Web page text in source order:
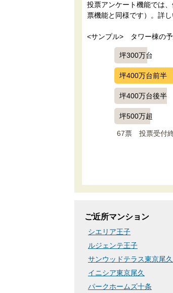
投票アンケート機能では
票機能と同様です）。詳
<サンプル>　タワー棟の
坪300万台
坪400万台前半
坪400万台後半
坪500万超
67票 投票受付
ご近所マンション
シエリア王子
ルジェンテ王子
サンウッドテラス東京尾久
イニシア東京尾久
パークホームズ十条